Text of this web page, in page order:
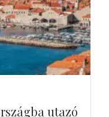
utazó